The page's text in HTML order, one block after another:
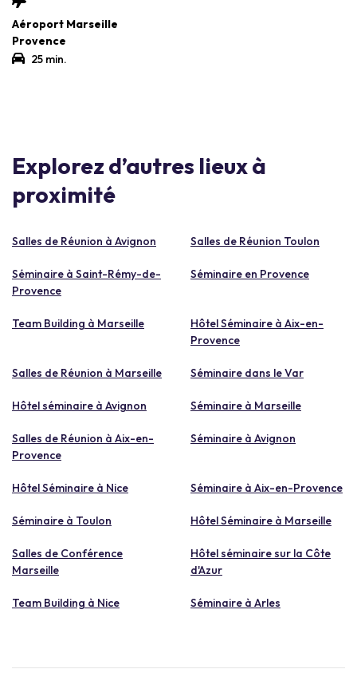
Aéroport Marseille
Provence
25 min.
Explorez d’autres lieux à
proximité
Salles de Réunion à Avignon Salles de Réunion Toulon
Séminaire à Saint-Rémy-de-
Provence
Séminaire en Provence
Team Building à Marseille
Hôtel Séminaire à Aix-en-
Provence
Salles de Réunion à Marseille Séminaire dans le Var
Hôtel séminaire à Avignon Séminaire à Marseille
Salles de Réunion à Aix-en-
Provence
Séminaire à Avignon
Hôtel Séminaire à Nice Séminaire à Aix-en-Provence
Séminaire à Toulon Hôtel Séminaire à Marseille
Salles de Conférence
Marseille
Hôtel séminaire sur la Côte
d'Azur
Team Building à Nice Séminaire à Arles